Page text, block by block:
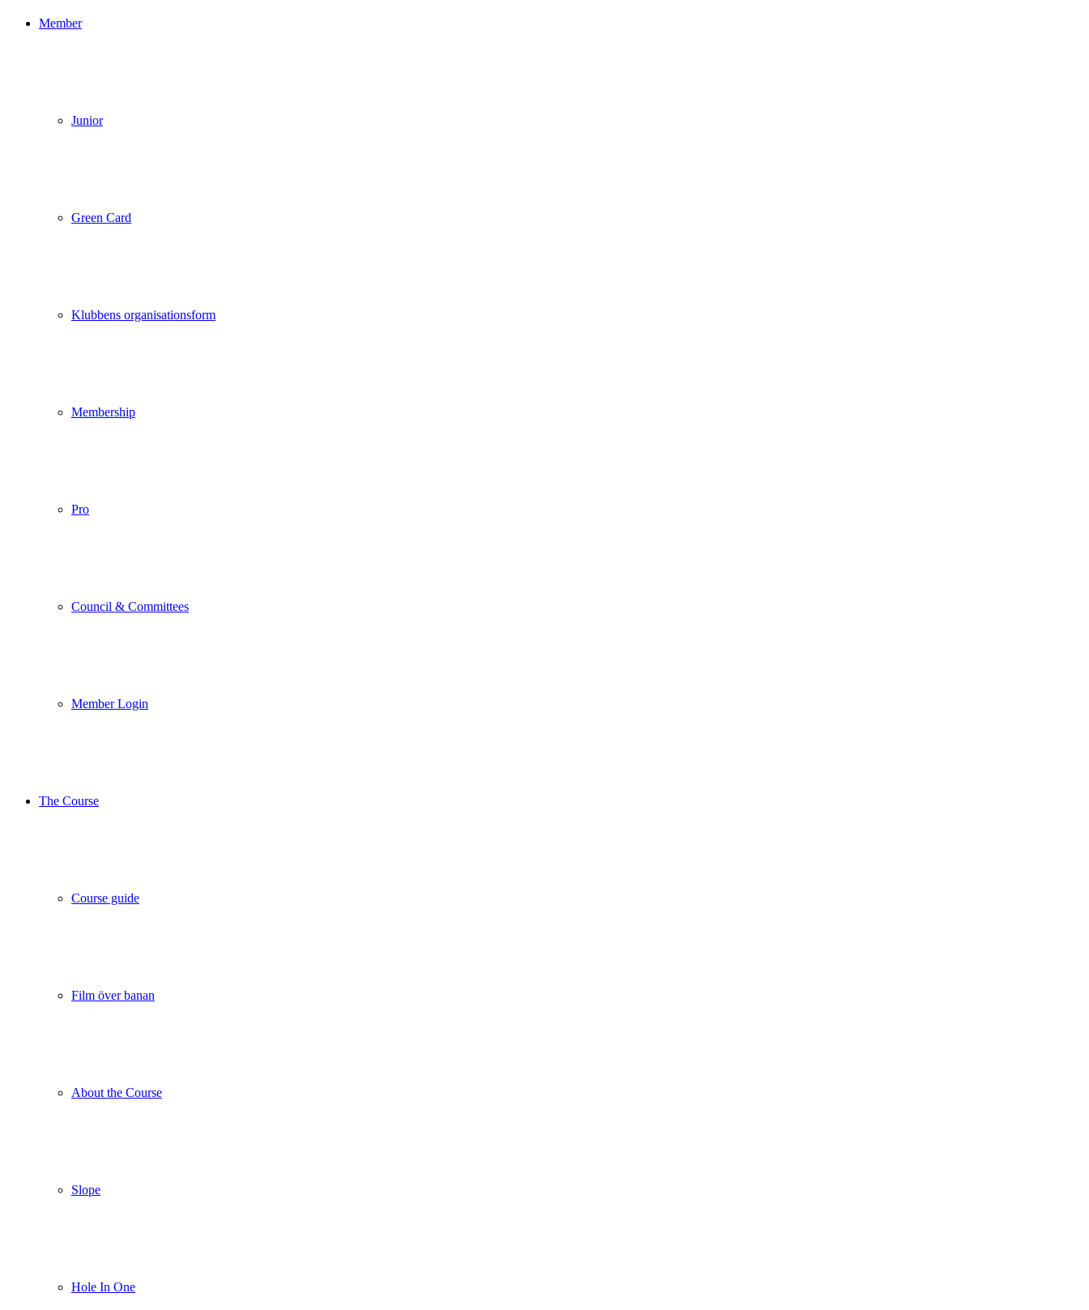
Member
Junior
Green Card
Klubbens organisationsform
Membership
Pro
Council & Committees
Member Login
The Course
Course guide
Film över banan
About the Course
Slope
Hole In One